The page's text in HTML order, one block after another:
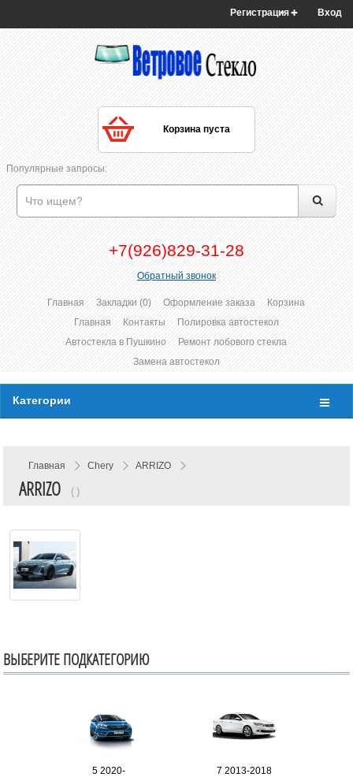
Вход
Регистрация
Корзина пуста
Популярные запросы:
+7(926)829-31-28
Обратный звонок
Главная Закладки (0) Оформление заказа
Корзина
Главная
Контакты
Полировка автостекол
Автостекла в Пушкино
Ремонт лобового стекла
Замена автостекол
Категории
Главная Chery ARRIZO
ARRIZO ( )
ВЫБЕРИТЕ ПОДКАТЕГОРИЮ
5 2020- 7 2013-2018